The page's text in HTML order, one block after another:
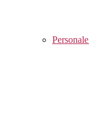
Personale